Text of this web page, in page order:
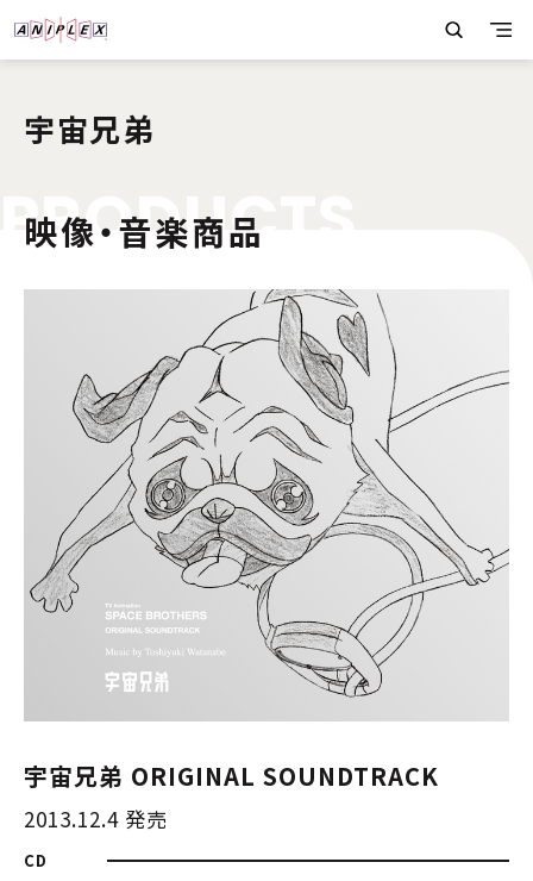
宇宙兄弟
PRODUC
映像・音楽商品
宇宙兄弟 ORIGINAL SOUNDTRACK
2013.12.4 発売
CD